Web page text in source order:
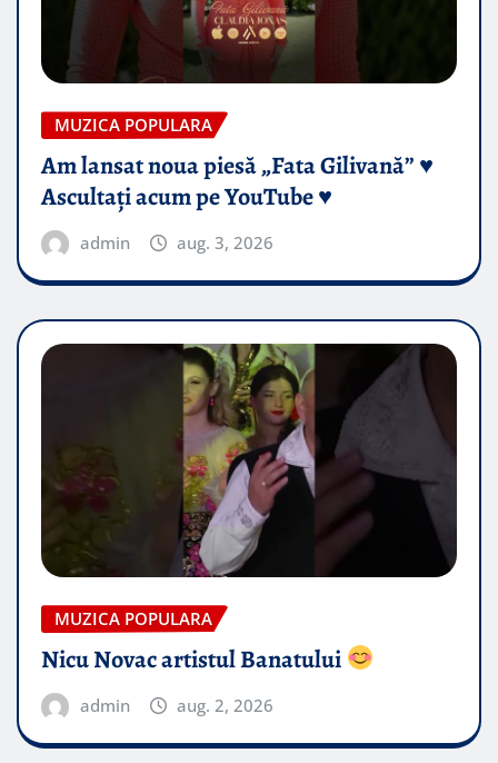
MUZICA POPULARA
Am lansat noua piesă „Fata Gilivană” ♥️
Ascultați acum pe YouTube ♥️
admin aug. 3, 2026
MUZICA POPULARA
Nicu Novac artistul Banatului
admin aug. 2, 2026